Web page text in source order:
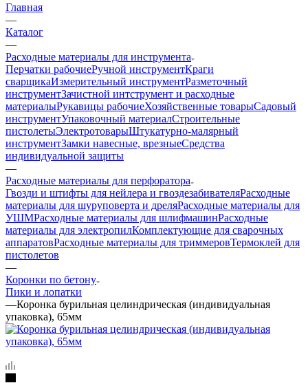
Главная
—
Каталог
—
Расходные материалы для инструмента
Перчатки рабочиеРучной инструментКраги
сварщикаИзмерительный инструментРазметочный
инструментЗачистной интструмент и расходные
материалыРукавицы рабочиеХозяйственные товарыСадовый
инструментУпаковочный материалСтроительные
пистолетыЭлектротоварыШтукатурно-малярный
инструментЗамки навесные, врезныеСредства
индивидуальной защиты
—
Расходные материалы для перфоратора
Гвозди и штифты для нейлера и гвоздезабивателяРасходные
материалы для шуруповерта и дреляРасходные материалы для
УШМРасходные материалы для шлифмашинРасходные
материалы для электропилКомплектующие для сварочных
аппаратовРасходные материалы для триммеровТермоклей для
пистолетов
—
Коронки по бетону
Пики и лопатки
—Коронка бурильная целиндрическая (индивидуальная
упаковка), 65мм